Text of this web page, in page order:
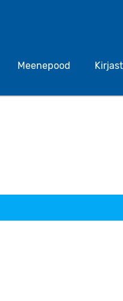
Meenepood